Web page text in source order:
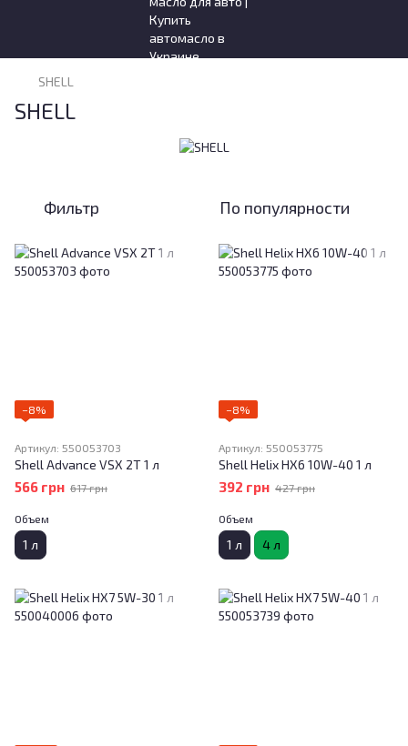
SHELL
SHELL
Фильтр По популярности
−8%
Артикул: 550053703
Shell Advance VSX 2T 1 л
566 грн 617 грн
Объем
1 л
−8%
Артикул: 550053775
Shell Helix HX6 10W-40 1 л
392 грн 427 грн
Объем
1 л 4 л